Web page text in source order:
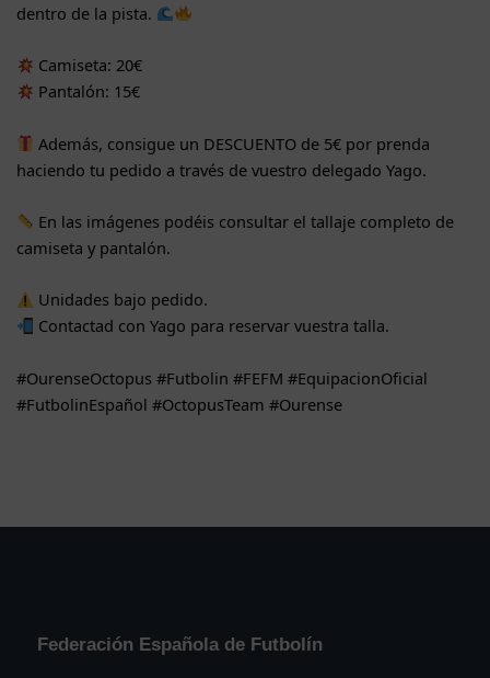
dentro de la pista.
Camiseta: 20€
Pantalón: 15€
Además, consigue un DESCUENTO de 5€ por prenda
haciendo tu pedido a través de vuestro delegado Yago.
En las imágenes podéis consultar el tallaje completo de
camiseta y pantalón.
Unidades bajo pedido.
Contactad con Yago para reservar vuestra talla.
#OurenseOctopus #Futbolin #FEFM #EquipacionOficial
#FutbolinEspañol #OctopusTeam #Ourense
Federación Española de Futbolín